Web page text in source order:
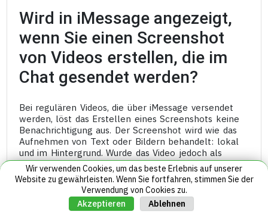
Wird in iMessage angezeigt,
wenn Sie einen Screenshot
von Videos erstellen, die im
Chat gesendet werden?
Bei regulären Videos, die über iMessage versendet
werden, löst das Erstellen eines Screenshots keine
Benachrichtigung aus. Der Screenshot wird wie das
Aufnehmen von Text oder Bildern behandelt: lokal
und im Hintergrund. Wurde das Video jedoch als
selbstlöschende Nachricht (einmalig anzusehendes
Medium) versendet, kann iOS den Absender darüber
informieren, dass ein Screenshot erstellt wurde.
Abgesehen von diesen Fällen bleiben Video-
Screenshots privat.
Wir verwenden Cookies, um das beste Erlebnis auf unserer
Website zu gewährleisten. Wenn Sie fortfahren, stimmen Sie der
Verwendung von Cookies zu.
Akzeptieren
Ablehnen